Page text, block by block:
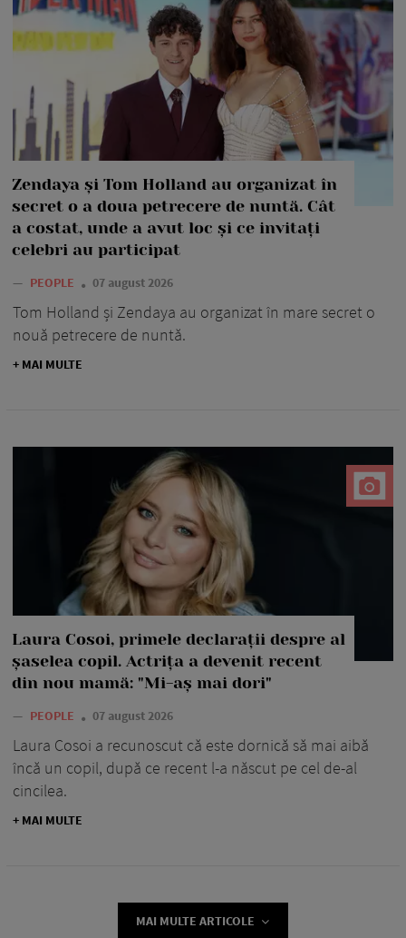
Zendaya și Tom Holland au organizat în
secret o a doua petrecere de nuntă. Cât
a costat, unde a avut loc și ce invitați
celebri au participat
— PEOPLE 07 august 2026
Tom Holland și Zendaya au organizat în mare secret o
nouă petrecere de nuntă.
+ MAI MULTE
Laura Cosoi, primele declarații despre al
șaselea copil. Actrița a devenit recent
din nou mamă: "Mi-aș mai dori"
— PEOPLE 07 august 2026
Laura Cosoi a recunoscut că este dornică să mai aibă
încă un copil, după ce recent l-a născut pe cel de-al
cincilea.
+ MAI MULTE
MAI MULTE ARTICOLE